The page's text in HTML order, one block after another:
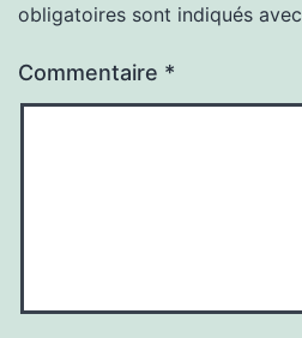
obligatoires sont indiqués avec
Commentaire *